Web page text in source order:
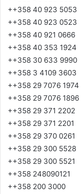
++358 40 923 5053
++358 40 923 0523
++358 40 921 0666
++358 40 353 1924
++358 30 633 9990
++358 3 4109 3603
++358 29 7076 1974
++358 29 7076 1896
++358 29 371 2202
++358 29 371 2201
++358 29 370 0261
++358 29 300 5528
++358 29 300 5521
++358 248090121
++358 200 3000